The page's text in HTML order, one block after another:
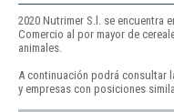
2020 Nutrimer S.l. se encuentra
Comercio al por mayor de
animales.
A continuación podrá consultar
y empresas con posiciones